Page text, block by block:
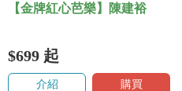
【金牌紅心芭樂】陳建裕
$699 起
介紹 購買